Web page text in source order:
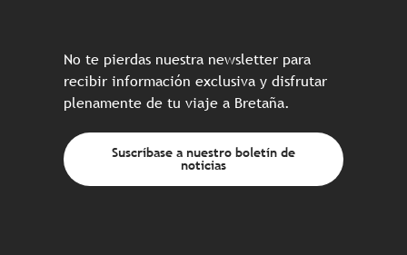
No te pierdas nuestra newsletter para
recibir información exclusiva y disfrutar
plenamente de tu viaje a Bretaña.
Suscríbase a nuestro boletín de
noticias